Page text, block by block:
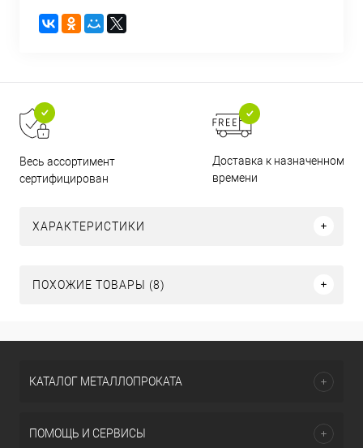
Весь ассортимент
сертифицирован
Доставка к назначенному
времени
ХАРАКТЕРИСТИКИ
ПОХОЖИЕ ТОВАРЫ (8)
КАТАЛОГ МЕТАЛЛОПРОКАТА
ПОМОЩЬ И СЕРВИСЫ